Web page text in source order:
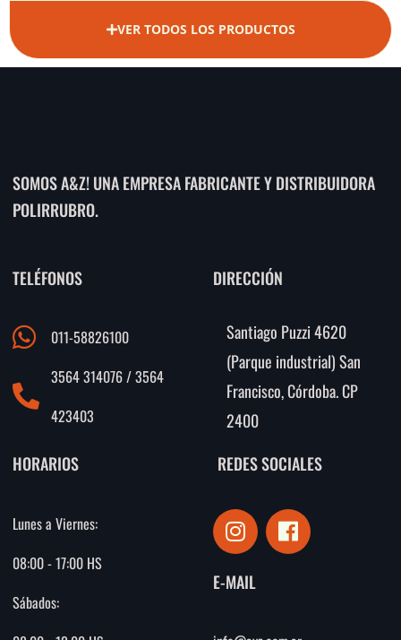
VER TODOS LOS PRODUCTOS
SOMOS A&Z! UNA EMPRESA FABRICANTE Y DISTRIBUIDORA
POLIRRUBRO.
TELÉFONOS
011-58826100
3564 314076 / 3564
423403
DIRECCIÓN
Santiago Puzzi 4620
(Parque industrial) San
Francisco, Córdoba. CP
2400
HORARIOS
Lunes a Viernes:
08:00 - 17:00 HS
Sábados:
REDES SOCIALES
I
n
s
t
g
F
a
c
o
E-MAIL